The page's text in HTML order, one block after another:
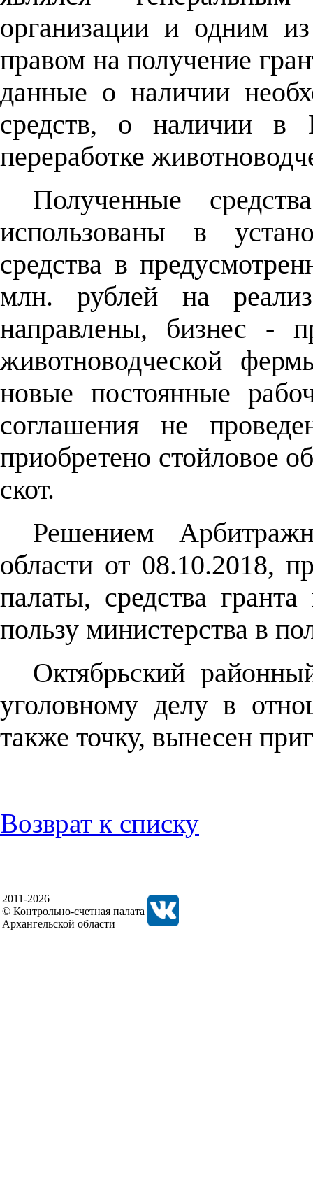
организации и одним
правом на получение
данные о наличии
средств, о наличии в
переработке
Полученные
использованы в
средства в
млн. рублей на
направлены, бизнес -
животноводческой
новые постоянные
соглашения не
приобретено стойловое
скот.
Решением
области от 08.10.2018,
палаты, средства
пользу министерства в
Октябрьский
уголовному делу в
также точку, вынесен
Возврат к списку
2011-2026
© Контрольно-счетная палата
Архангельской области